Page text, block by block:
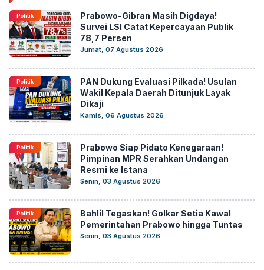
Politik
Prabowo-Gibran Masih Digdaya!
Survei LSI Catat Kepercayaan Publik
78,7 Persen
Jumat, 07 Agustus 2026
Politik
PAN Dukung Evaluasi Pilkada! Usulan
Wakil Kepala Daerah Ditunjuk Layak
Dikaji
Kamis, 06 Agustus 2026
Politik
Prabowo Siap Pidato Kenegaraan!
Pimpinan MPR Serahkan Undangan
Resmi ke Istana
Senin, 03 Agustus 2026
Politik
Bahlil Tegaskan! Golkar Setia Kawal
Pemerintahan Prabowo hingga Tuntas
Senin, 03 Agustus 2026